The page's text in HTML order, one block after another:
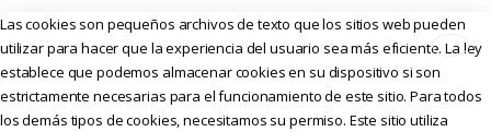
Las cookies son pequeños archivos de texto que los sitios web pueden
utilizar para hacer que la experiencia del usuario sea más eficiente. La ley
establece que podemos almacenar cookies en su dispositivo si son
estrictamente necesarias para el funcionamiento de este sitio. Para todos
los demás tipos de cookies, necesitamos su permiso. Este sitio utiliza